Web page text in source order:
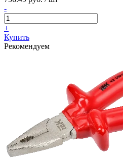
-
+
Купить
Рекомендуем